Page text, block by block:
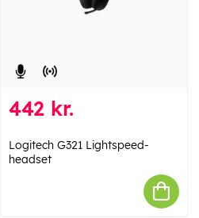
442 kr.
Logitech G321 Lightspeed-
headset